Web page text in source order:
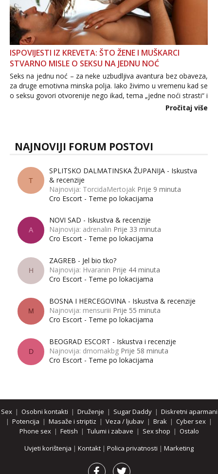
ISPOVIJESTI IZ KREVETA: ŠTO ŽENE I MUŠKARCI
STVARNO MISLE O SEKSU NA JEDNU NOĆ
Seks na jednu noć – za neke uzbudljiva avantura bez obaveza,
za druge emotivna minska polja. Iako živimo u vremenu kad se
o seksu govori otvorenije nego ikad, tema „jedne noći strasti“ i
dalje izaziva burne rasprave. Što zapravo misle žene, a što
Pročitaj više
NAJNOVIJI FORUM POSTOVI
T
SPLITSKO DALMATINSKA ŽUPANIJA - Iskustva
& recenzije
Najnovija: TorcidaMertojak Prije 9 minuta
Cro Escort - Teme po lokacijama
A
NOVI SAD - Iskustva & recenzije
Najnovija: adrenalin Prije 33 minuta
Cro Escort - Teme po lokacijama
H
ZAGREB - Jel bio tko?
Najnovija: Hvaranin Prije 44 minuta
Cro Escort - Teme po lokacijama
M
BOSNA I HERCEGOVINA - Iskustva & recenzije
Najnovija: mensuriii Prije 55 minuta
Cro Escort - Teme po lokacijama
D
BEOGRAD ESCORT - Iskustva i recenzije
Najnovija: dmomakbg Prije 58 minuta
Cro Escort - Teme po lokacijama
Sex| Osobni kontakti | Druženje | Sugar Daddy| Diskretni aparmani
| Potencija | Masaže i striptiz | Veza / ljubav | Brak | Cyber sex |
Phone sex| Fetish | Tulumi i zabave | Sex shop | Ostalo
Uvjeti korištenja | Kontakt | Polica privatnosti | Marketing